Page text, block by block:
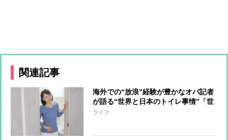
関連記事
海外での“放浪”経験が豊かなオバ記者
が語る“世界と日本のトイレ事情”「世
界から絶賛される日本のトイレが現状
ライフ